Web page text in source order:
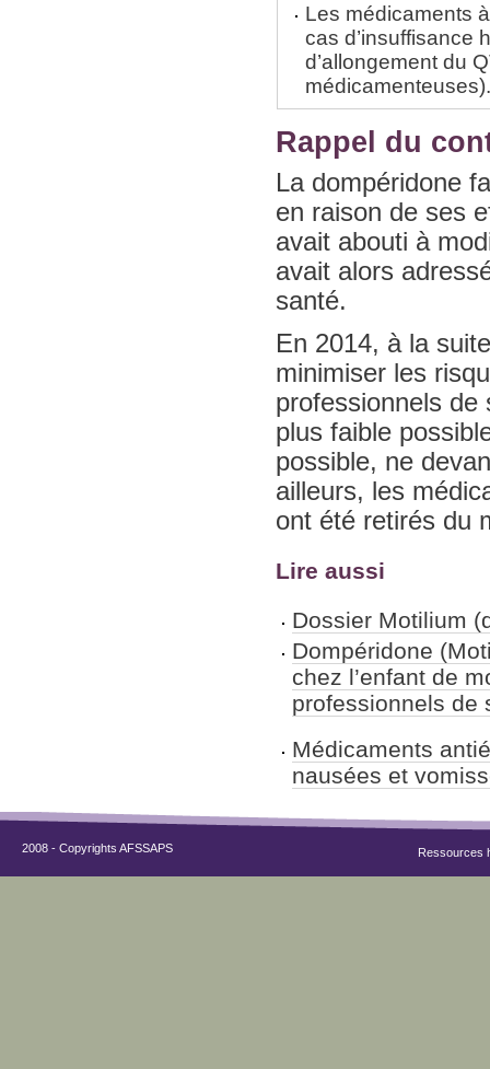
Les médicaments
cas d’insuffisance
d’allongement du
médicamenteuses).
Rappel du
La dompéridone
en raison de ses
avait abouti à
avait alors
santé.
En 2014, à la
minimiser les
professionnels de
plus faible
possible, ne
ailleurs, les
ont été retirés du
Lire aussi
Dossier Motilium
Dompéridone
chez l’enfant de
professionnels de
Médicaments
nausées et
2008 - Copyrights AFSSAPS Ressources